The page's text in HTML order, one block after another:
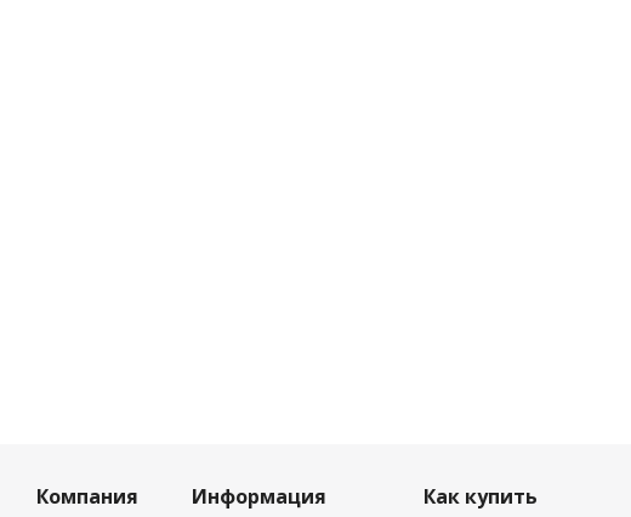
Компания Информация Как купить